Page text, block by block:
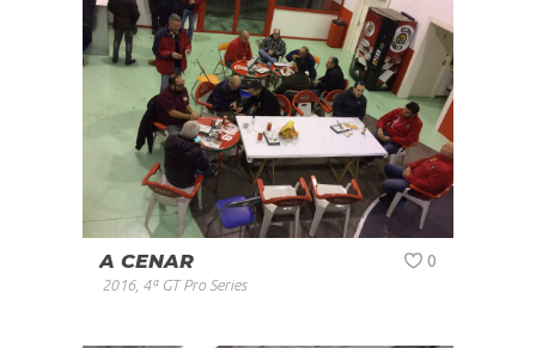
A CENAR
2016, 4ª GT Pro Series
0